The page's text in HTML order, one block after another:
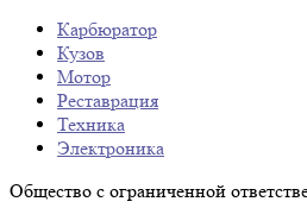
Карбюратор
Кузов
Мотор
Реставрация
Техника
Электроника
Общество с ограниченной